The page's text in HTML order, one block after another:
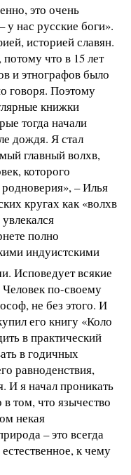
это очень
нас русские боги».
историей славян.
что в 15 лет
и этнографов было
говоря. Поэтому
книжки
тогда начали
дождя. Я стал
главный волхв,
которого
– Илья
кругах как «волхв
полно
индуистскими
Исповедует всякие
Человек по-своему
не без этого. И
его книгу «Коло
в практический
в годичных
равноденствия,
И я начал проникать
том, что язычество
некая
– это всегда
к чему